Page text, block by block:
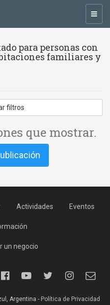
para personas con
familiares y
filtros
que mostrar.
Actividades Eventos
un negocio
Argentina - Política de Privacidad